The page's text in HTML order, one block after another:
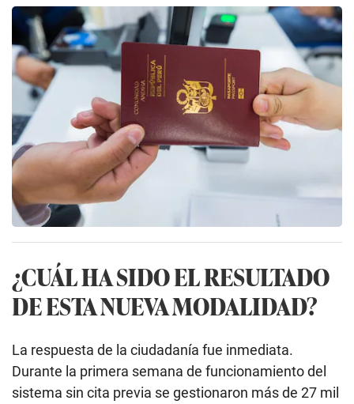
¿CUÁL HA SIDO EL RESULTADO
DE ESTA NUEVA MODALIDAD?
La respuesta de la ciudadanía fue inmediata.
Durante la primera semana de funcionamiento del
sistema sin cita previa se gestionaron más de 27 mil